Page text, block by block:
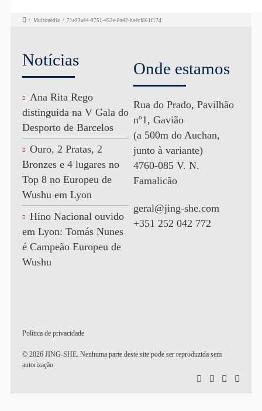
/ Multimédia / 71e93a44-0751-453e-8a42-be4cf861f17d
Notícias
Ana Rita Rego
distinguida na V Gala do
Desporto de Barcelos
Ouro, 2 Pratas, 2
Bronzes e 4 lugares no
Top 8 no Europeu de
Wushu em Lyon
Hino Nacional ouvido
em Lyon: Tomás Nunes
é Campeão Europeu de
Wushu
Onde estamos
Rua do Prado, Pavilhão
nº1, Gavião
(a 500m do Auchan,
junto à variante)
4760-085 V. N.
Famalicão
geral@jing-she.com
+351 252 042 772
Política de privacidade
© 2026 JING-SHE. Nenhuma parte deste site pode ser reproduzida sem
autorização.